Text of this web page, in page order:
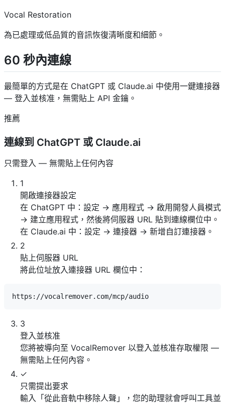
Vocal Restoration
為已處理或低品質的音訊恢復清晰度和細節。
60 秒內連線
最簡單的方式是在 ChatGPT 或 Claude.ai 中使用一鍵連接器
— 登入並核准，無需貼上 API 金鑰。
推薦
連線到 ChatGPT 或 Claude.ai
只需登入 — 無需貼上任何內容
1
開啟連接器設定
在 ChatGPT 中：設定 → 應用程式 → 啟用開發人員模式
→ 建立應用程式，然後將伺服器 URL 貼到連線欄位中。
在 Claude.ai 中：設定 → 連接器 → 新增自訂連接器。
2
貼上伺服器 URL
將此位址放入連接器 URL 欄位中：
3
登入並核准
您將被導向至 VocalRemover 以登入並核准存取權限 —
無需貼上任何內容。
✓
只需提出要求
輸入「從此音軌中移除人聲」，您的助理就會呼叫工具並